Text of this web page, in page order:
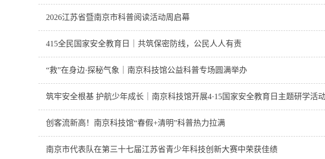
2026江苏省暨南京市科普阅读活动周启幕
415全民国家安全教育日｜共筑保密防线，公民人人有责
“救”在身边·探秘气象｜南京科技馆公益科普专场圆满举办
筑牢安全根基 护航少年成长｜南京科技馆开展4·15国家安全教育日主题研学活动
创客流新高！南京科技馆“春假+清明”科普热力拉满
南京市代表队在第三十七届江苏省青少年科技创新大赛中荣获佳绩